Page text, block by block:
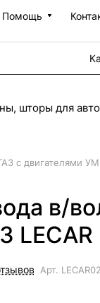
Помощь
шторы для авто
с двигателями
в/
Арт.